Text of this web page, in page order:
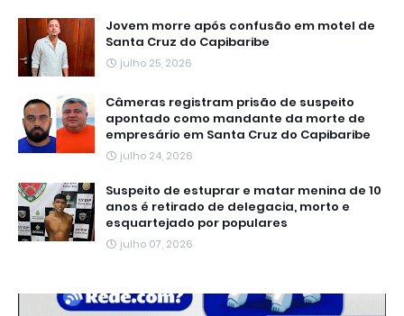
Jovem morre após confusão em motel de
Santa Cruz do Capibaribe
julho 25, 2026
Câmeras registram prisão de suspeito
apontado como mandante da morte de
empresário em Santa Cruz do Capibaribe
julho 24, 2026
Suspeito de estuprar e matar menina de 10
anos é retirado de delegacia, morto e
esquartejado por populares
julho 07, 2026